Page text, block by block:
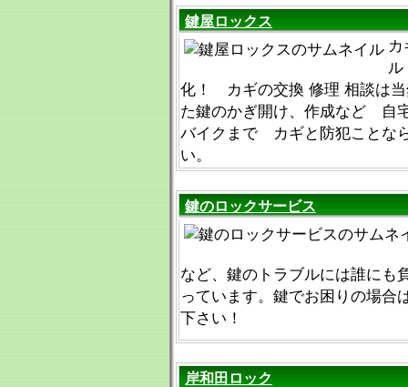
鍵屋ロックス
カ
ル
化！ カギの交換 修理 相談は当
た鍵のかぎ開け、作成など 自
バイクまで カギと防犯ことな
い。
鍵のロックサービス
など、鍵のトラブルには誰にも
っています。鍵でお困りの場合
下さい！
岸和田ロック